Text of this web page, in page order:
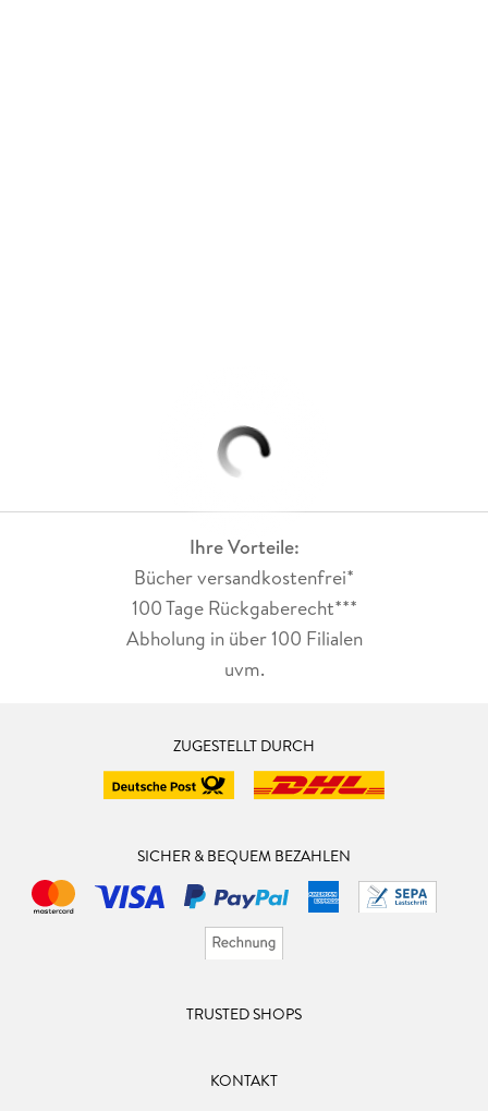
Ihre Vorteile:
Bücher versandkostenfrei*
100 Tage Rückgaberecht***
Abholung in über 100 Filialen
uvm.
ZUGESTELLT DURCH
SICHER & BEQUEM BEZAHLEN
TRUSTED SHOPS
KONTAKT